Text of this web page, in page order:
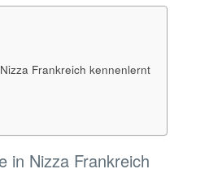
Frankreich kennenlernt
in Nizza Frankreich